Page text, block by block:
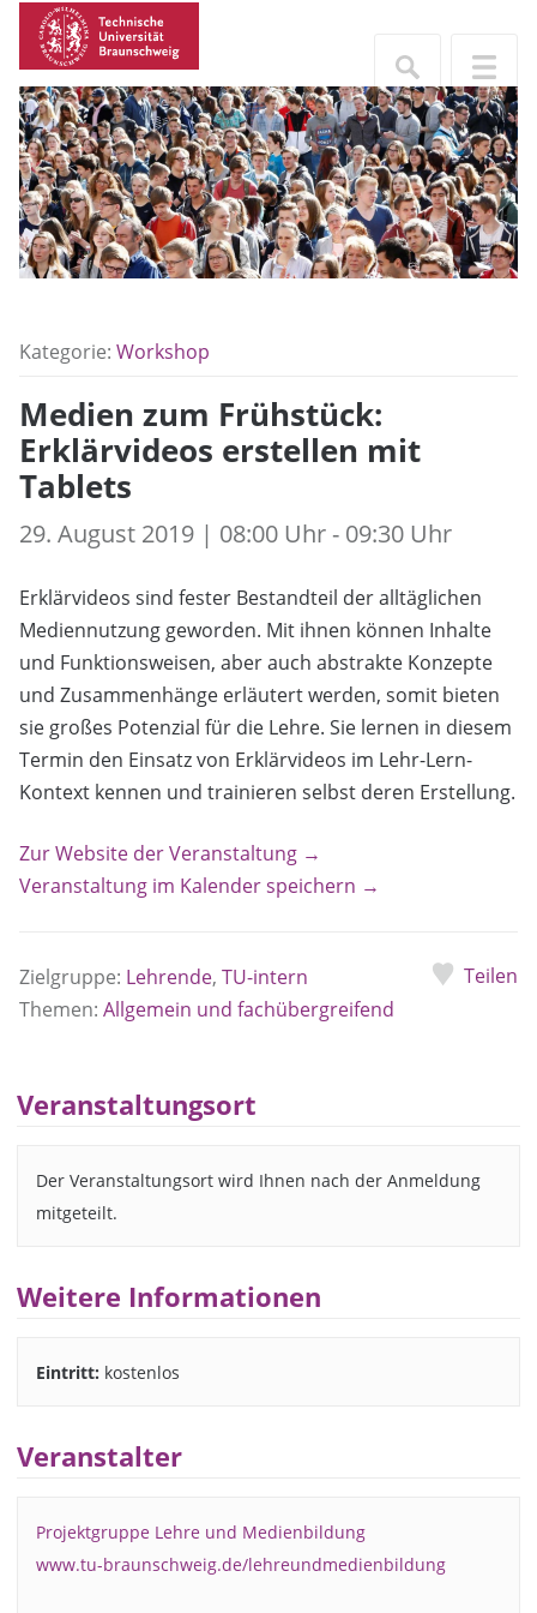
Kategorie: Workshop
Medien zum Frühstück:
Erklärvideos erstellen mit
Tablets
29. August 2019 | 08:00 Uhr - 09:30 Uhr
Erklärvideos sind fester Bestandteil der alltäglichen
Mediennutzung geworden. Mit ihnen können Inhalte
und Funktionsweisen, aber auch abstrakte Konzepte
und Zusammenhänge erläutert werden, somit bieten
sie großes Potenzial für die Lehre. Sie lernen in diesem
Termin den Einsatz von Erklärvideos im Lehr-Lern-
Kontext kennen und trainieren selbst deren Erstellung.
Zur Website der Veranstaltung →
Veranstaltung im Kalender speichern →
Zielgruppe: Lehrende, TU-intern
Themen: Allgemein und fachübergreifend
Teilen
Veranstaltungsort
Der Veranstaltungsort wird Ihnen nach der Anmeldung
mitgeteilt.
Weitere Informationen
Eintritt: kostenlos
Veranstalter
Projektgruppe Lehre und Medienbildung
www.tu-braunschweig.de/lehreundmedienbildung